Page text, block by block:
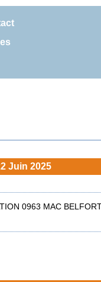
Juin 2025
0963 MAC